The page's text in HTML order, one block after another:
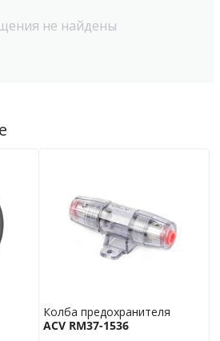
не найдены
Колба предохранителя
ACV RM37-1536